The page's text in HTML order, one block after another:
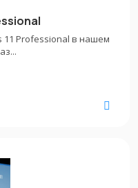
11 Professional в нашем